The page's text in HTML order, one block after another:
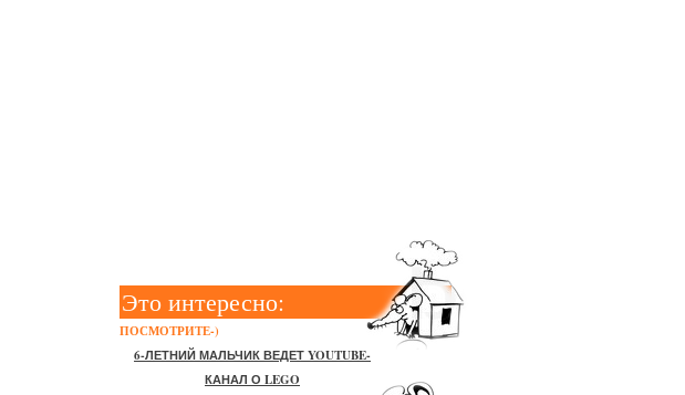
Это интересно:
ПОСМОТРИТЕ-)
6-ЛЕТНИЙ МАЛЬЧИК ВЕДЕТ YOUTUBE-
КАНАЛ О LEGO